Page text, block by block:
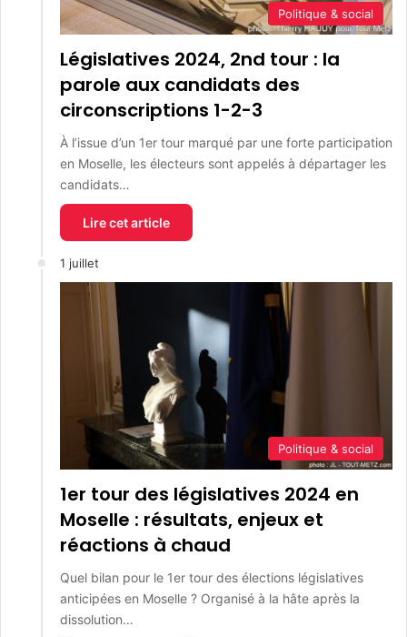
Politique & social
Législatives 2024, 2nd tour : la
parole aux candidats des
circonscriptions 1-2-3
À l’issue d’un 1er tour marqué par une forte participation
en Moselle, les électeurs sont appelés à départager les
candidats…
Lire cet article
1 juillet
Politique & social
1er tour des législatives 2024 en
Moselle : résultats, enjeux et
réactions à chaud
Quel bilan pour le 1er tour des élections législatives
anticipées en Moselle ? Organisé à la hâte après la
dissolution…